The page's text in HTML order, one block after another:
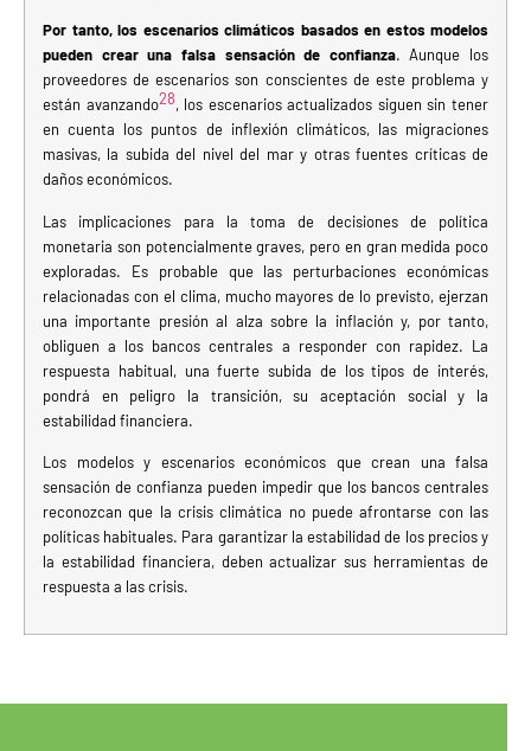
Por tanto, los escenarios climáticos basados en estos modelos
pueden crear una falsa sensación de confianza. Aunque los
proveedores de escenarios son conscientes de este problema y
están avanzando28, los escenarios actualizados siguen sin tener
en cuenta los puntos de inflexión climáticos, las migraciones
masivas, la subida del nivel del mar y otras fuentes críticas de
daños económicos.
Las implicaciones para la toma de decisiones de política
monetaria son potencialmente graves, pero en gran medida poco
exploradas. Es probable que las perturbaciones económicas
relacionadas con el clima, mucho mayores de lo previsto, ejerzan
una importante presión al alza sobre la inflación y, por tanto,
obliguen a los bancos centrales a responder con rapidez. La
respuesta habitual, una fuerte subida de los tipos de interés,
pondrá en peligro la transición, su aceptación social y la
estabilidad financiera.
Los modelos y escenarios económicos que crean una falsa
sensación de confianza pueden impedir que los bancos centrales
reconozcan que la crisis climática no puede afrontarse con las
políticas habituales. Para garantizar la estabilidad de los precios y
la estabilidad financiera, deben actualizar sus herramientas de
respuesta a las crisis.